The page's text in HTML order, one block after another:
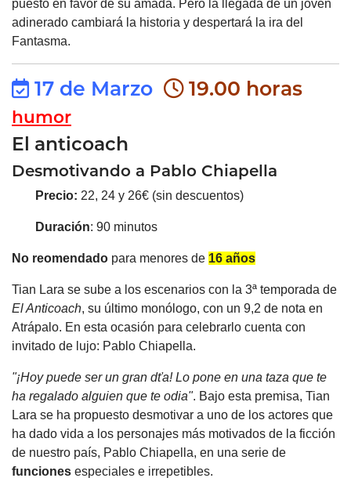
puesto en favor de su amada. Pero la llegada de un joven
adinerado cambiará la historia y despertará la ira del
Fantasma.
17 de Marzo 19.00 horas
humor
El anticoach
Desmotivando a Pablo Chiapella
Precio: 22, 24 y 26€ (sin descuentos)
Duración: 90 minutos
No reomendado para menores de 16 años
Tian Lara se sube a los escenarios con la 3ª temporada de
ElAnticoach, su último monólogo, con un 9,2 de nota en
Atrápalo. En esta ocasión para celebrarlo cuenta con
invitado de lujo: Pablo Chiapella.
"¡Hoy puede ser un gran dťa! Lo pone en una taza que te
ha regalado alguien que te odia". Bajo esta premisa, Tian
Lara se ha propuesto desmotivar a uno de los actores que
ha dado vida a los personajes más motivados de la ficción
de nuestro país, Pablo Chiapella, en una serie de
funciones especiales e irrepetibles.